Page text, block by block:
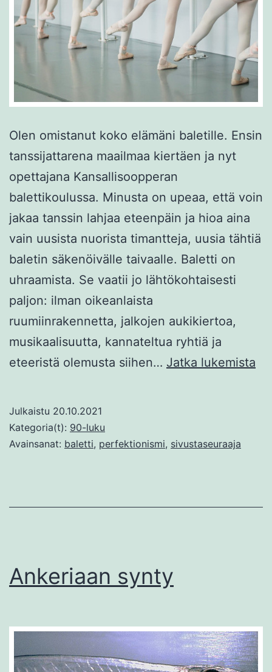
Olen omistanut koko elämäni baletille. Ensin
tanssijattarena maailmaa kiertäen ja nyt
opettajana Kansallisoopperan
balettikoulussa. Minusta on upeaa, että voin
jakaa tanssin lahjaa eteenpäin ja hioa aina
vain uusista nuorista timantteja, uusia tähtiä
baletin säkenöivälle taivaalle. Baletti on
uhraamista. Se vaatii jo lähtökohtaisesti
paljon: ilman oikeanlaista
ruumiinrakennetta, jalkojen aukikiertoa,
musikaalisuutta, kannateltua ryhtiä ja
eteeristä olemusta siihen… Jatka lukemista
Julkaistu 20.10.2021
Kategoria(t): 90-luku
Avainsanat: baletti, perfektionismi, sivustaseuraaja
Ankeriaan synty